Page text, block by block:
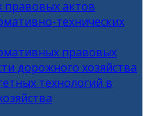
актов
технических
правовых
дорожного хозяйства
технологий в